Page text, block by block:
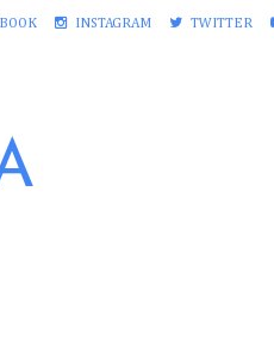
INSTAGRAM TWITTER